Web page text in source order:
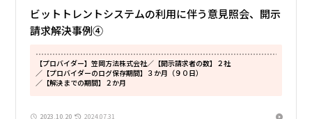
ビットトレントシステムの利用に伴う意見照会、開示
請求解決事例④
【プロバイダー】笠岡方法株式会社／【開示請求者の数】２社
／【プロバイダーのログ保存期間】３か月（９０日）
／【解決までの期間】２か月
2023.10.20 2024.07.31